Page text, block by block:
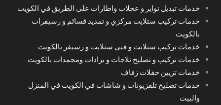
خدمات تبديل تواير و عجلات واطارات على الطريق في الكويت
خدمات تركيب ستلايت مركزي و تمديد قسائم و رسيفرات
بالكويت
خدمات تركيب ستلايت و فني ستلايت و رسيفر بالكويت
خدمات تركيب و تصليح ثلاجات و برادات ومجمدات بالكويت
خدمات تزيين حفلات زفاف
خدمات تصليح تلفزيونات و شاشات في الكويت في المنزل
والبيت